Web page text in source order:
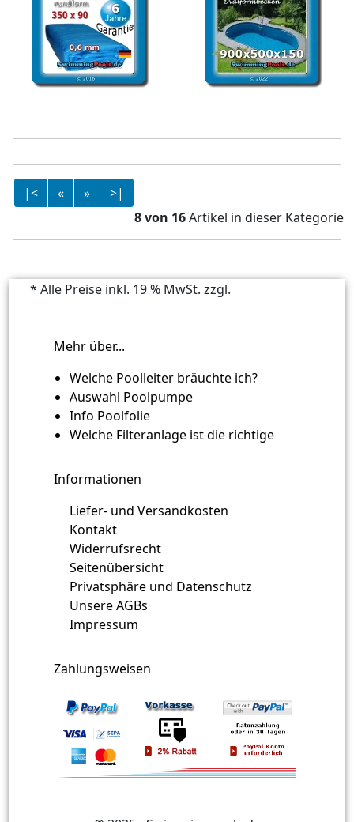
|< « »
>|
8 von 16Artikel in dieser Kategorie
* Alle Preise inkl. 19 % MwSt. zzgl.
Mehr über...
Welche Poolleiter bräuchte ich?
Auswahl Poolpumpe
Info Poolfolie
Welche Filteranlage ist die richtige
Informationen
Liefer- und Versandkosten
Kontakt
Widerrufsrecht
Seitenübersicht
Privatsphäre und Datenschutz
Unsere AGBs
Impressum
Zahlungsweisen